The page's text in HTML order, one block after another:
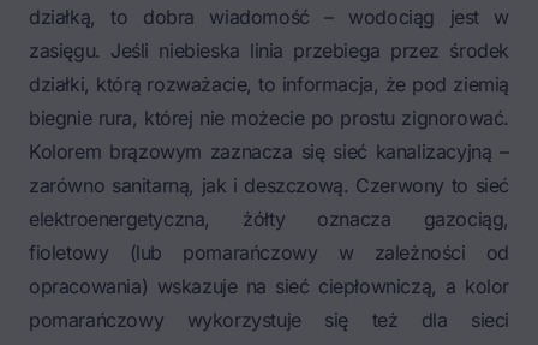
działką, to dobra wiadomość – wodociąg jest w
zasięgu. Jeśli niebieska linia przebiega przez środek
działki, którą rozważacie, to informacja, że pod ziemią
biegnie rura, której nie możecie po prostu zignorować.
Kolorem brązowym zaznacza się sieć kanalizacyjną –
zarówno sanitarną, jak i deszczową. Czerwony to sieć
elektroenergetyczna, żółty oznacza gazociąg,
fioletowy (lub pomarańczowy w zależności od
opracowania) wskazuje na sieć ciepłowniczą, a kolor
pomarańczowy wykorzystuje się też dla sieci